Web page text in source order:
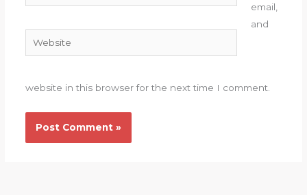
Website
email,
and
website in this browser for the next time I comment.